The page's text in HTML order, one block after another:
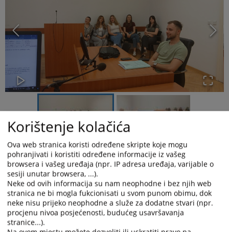
U okviru pravne klinike iz nastavnog predmeta Porodično pravo,
koju na Pravnom fakultetu Univerziteta u Sarajevu vodi sutkinja
Općinskog suda u Sarajevu Maja Pejić-Šehić, organizirana je
posjeta studenata Općinskom sudu u Sarajevu te prisustvovanje
ročištima iz oblasti građanskog prava u kojima javnost nije
isključena.
Riječ je o praktičnoj obuci studenata druge godine Pravnog
Korištenje kolačića
Ova web stranica koristi određene skripte koje mogu
pohranjivati i koristiti određene informacije iz vašeg
browsera i vašeg uređaja (npr. IP adresa uređaja, varijable o
sesiji unutar browsera, ...).
Neke od ovih informacija su nam neophodne i bez njih web
stranica ne bi mogla fukcionisati u svom punom obimu, dok
neke nisu prijeko neophodne a služe za dodatne stvari (npr.
procjenu nivoa posjećenosti, budućeg usavršavanja
stranice...).